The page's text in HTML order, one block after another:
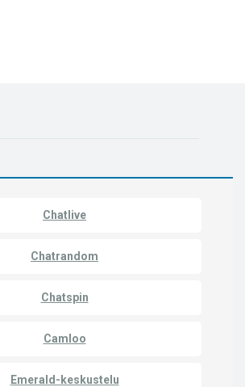
Chatlive
Chatrandom
Chatspin
Camloo
Emerald-keskustelu